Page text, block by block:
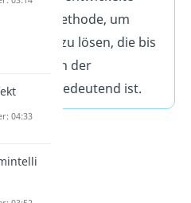
eine Methode, um
friedlich zu lösen, die bis
in der
bedeutend ist.
04:33